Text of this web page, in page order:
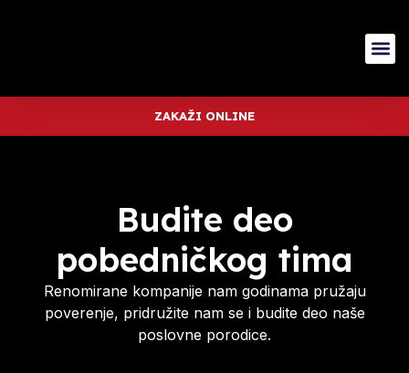
ZAKAŽI ONLINE
Budite deo
pobedničkog tima
Renomirane kompanije nam godinama pružaju
poverenje, pridružite nam se i budite deo naše
poslovne porodice.